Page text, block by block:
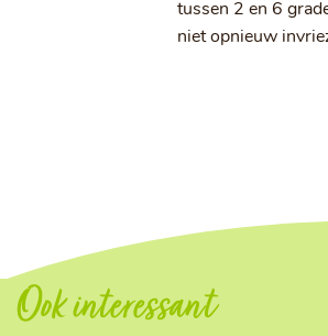
tussen 2 en 6
niet opnieuw
Ook interessant